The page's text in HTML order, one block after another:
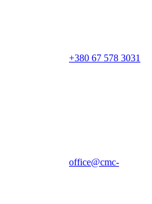
+380 67 578 3031
office@cmc-